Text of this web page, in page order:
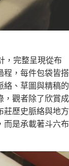
，完整呈現從布
程，每件包袋皆搭
絡、草圖與精稿的
，觀者除了欣賞成
莊歷史脈絡與地方
而是承載著斗六布